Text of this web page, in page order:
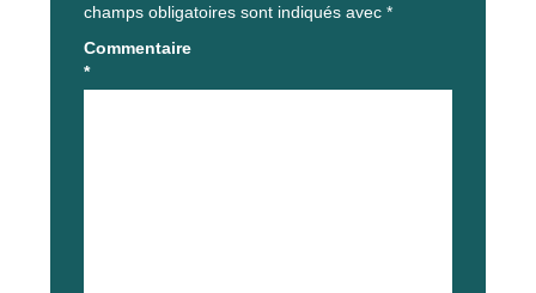
champs obligatoires sont indiqués avec *
Commentaire
*